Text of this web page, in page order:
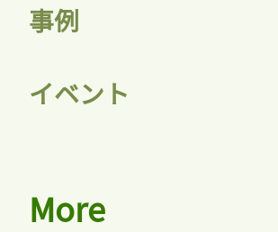
事例
イベント
More